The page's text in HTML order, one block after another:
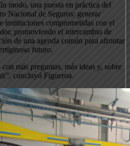
modo, una puesta en práctica del
Nacional de Seguros: generar
instituciones comprometidas con el
promoviendo el intercambio de
de una agenda común para afrontar
futuro.
más preguntas, más ideas y, sobre
concluyó Figueroa.